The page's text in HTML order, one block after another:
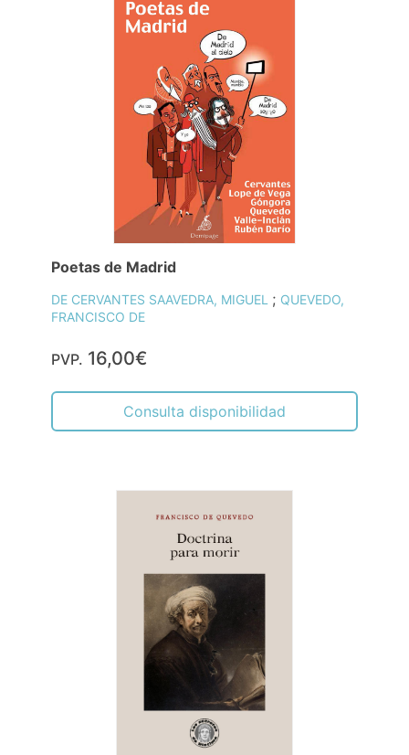
Poetas de Madrid
DE CERVANTES SAAVEDRA, MIGUEL ; QUEVEDO,
FRANCISCO DE
PVP. 16,00€
Consulta disponibilidad